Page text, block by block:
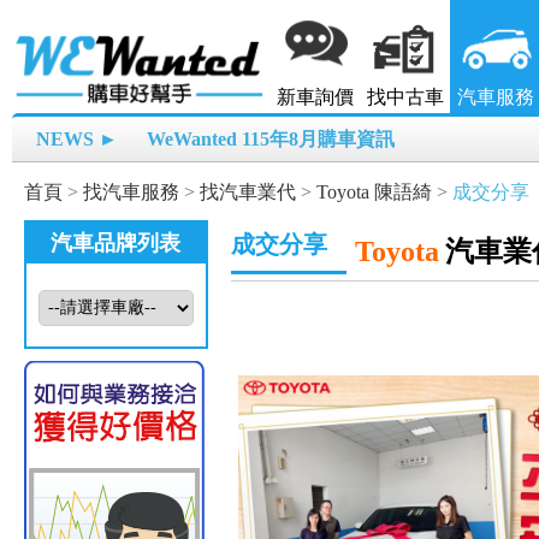
新車詢價 找中古車 汽車服務
NEWS ► WeWanted 115年8月購車資訊
首頁 > 找汽車服務 > 找汽車業代 > Toyota 陳語綺 > 成交分享
汽車品牌列表 成交分享 Toyota 汽車